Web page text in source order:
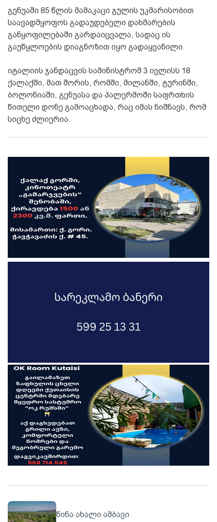
გენუაში 85 წლის მამაკაცი გულის უკმარისობით
საავადმყოფოს გადაუდებელი დახმარების
განყოფილებაში გარდაიცვალა, სადაც ის
გაუწყლოების დიაგნოზით იყო გადაყვანილი.
იტალიის ჯანდაცვის სამინისტრომ 3 ივლისს 18
ქალაქში, მათ შორის, რომში, მილანში, ტურინში,
ბოლონიაში, გენუასა და პალერმოში საფრთხის
წითელი დონე გამოაცხადა, რაც იმას ნიშნავს, რომ
სიცხე ძლიერია.
წინა ახალი ამბავი